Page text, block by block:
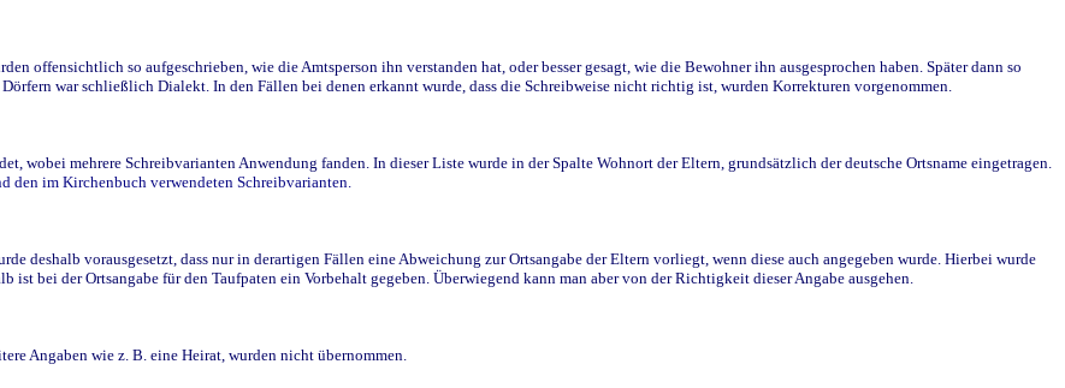
offensichtlich so aufgeschrieben, wie die Amtsperson ihn verstanden hat, oder besser gesagt, wie die Bewohner ihn ausgesprochen haben. Später dann so
war schließlich Dialekt. In den Fällen bei denen erkannt wurde, dass die Schreibweise nicht richtig ist, wurden Korrekturen vorgenommen.
wobei mehrere Schreibvarianten Anwendung fanden. In dieser Liste wurde in der Spalte Wohnort der Eltern, grundsätzlich der deutsche Ortsname eingetragen.
den im Kirchenbuch verwendeten Schreibvarianten.
deshalb vorausgesetzt, dass nur in derartigen Fällen eine Abweichung zur Ortsangabe der Eltern vorliegt, wenn diese auch angegeben wurde. Hierbei wurde
bei der Ortsangabe für den Taufpaten ein Vorbehalt gegeben. Überwiegend kann man aber von der Richtigkeit dieser Angabe ausgehen.
Angaben wie z. B. eine Heirat, wurden nicht übernommen.